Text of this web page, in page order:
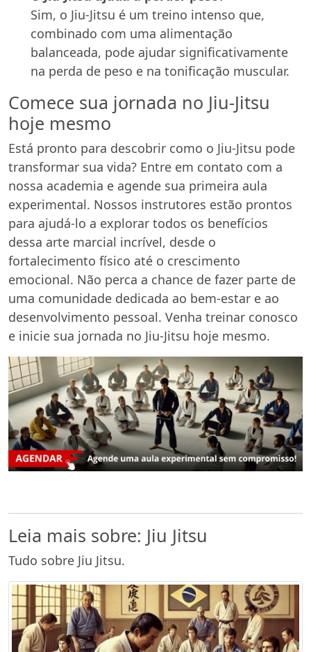
Sim, o Jiu-Jitsu é um treino intenso que,
combinado com uma alimentação
balanceada, pode ajudar significativamente
na perda de peso e na tonificação muscular.
Comece sua jornada no Jiu-Jitsu
hoje mesmo
Está pronto para descobrir como o Jiu-Jitsu pode
transformar sua vida? Entre em contato com a
nossa academia e agende sua primeira aula
experimental. Nossos instrutores estão prontos
para ajudá-lo a explorar todos os benefícios
dessa arte marcial incrível, desde o
fortalecimento físico até o crescimento
emocional. Não perca a chance de fazer parte de
uma comunidade dedicada ao bem-estar e ao
desenvolvimento pessoal. Venha treinar conosco
e inicie sua jornada no Jiu-Jitsu hoje mesmo.
Leia mais sobre: Jiu Jitsu
Tudo sobre Jiu Jitsu.